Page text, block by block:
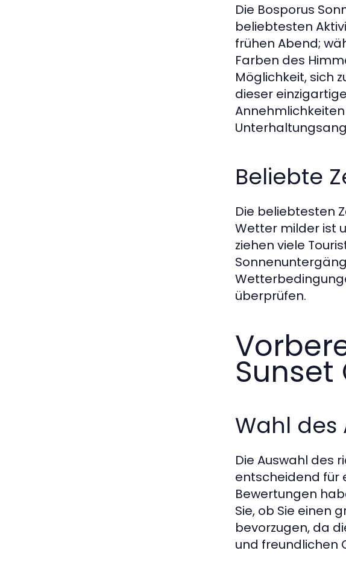
Die Bosporus
beliebtesten
frühen Abend;
Farben des
Möglichkeit, sich
dieser
Beliebte
Die beliebtesten
Wetter milder ist
ziehen viele
überprüfen.
Sunset
Wahl des
Die Auswahl des
entscheidend für
Bewertungen
Sie, ob Sie einen
bevorzugen, da
und freundlichen